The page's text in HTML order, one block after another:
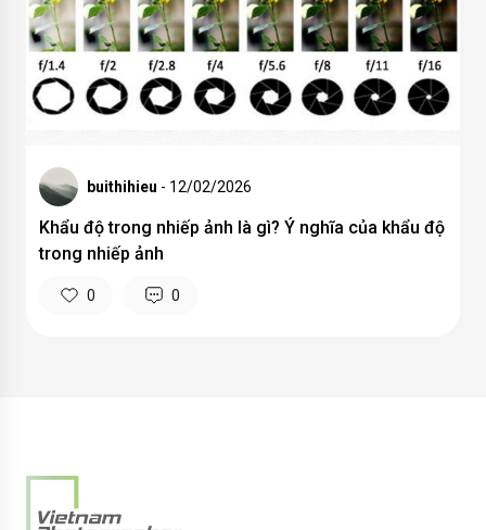
buithihieu - 12/02/2026
Khẩu độ trong nhiếp ảnh là gì? Ý nghĩa của khẩu độ
trong nhiếp ảnh
0 0